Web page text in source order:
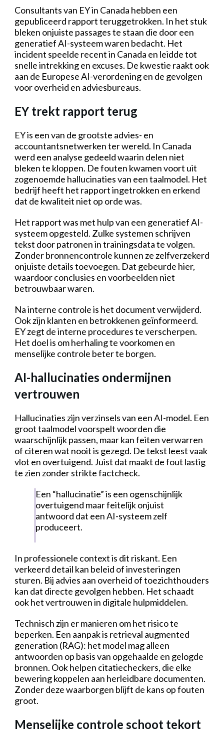
Consultants van EY in Canada hebben een
gepubliceerd rapport teruggetrokken. In het stuk
bleken onjuiste passages te staan die door een
generatief AI-systeem waren bedacht. Het
incident speelde recent in Canada en leidde tot
snelle intrekking en excuses. De kwestie raakt ook
aan de Europese AI-verordening en de gevolgen
voor overheid en adviesbureaus.
EY trekt rapport terug
EY is een van de grootste advies- en
accountantsnetwerken ter wereld. In Canada
werd een analyse gedeeld waarin delen niet
bleken te kloppen. De fouten kwamen voort uit
zogenoemde hallucinaties van een taalmodel. Het
bedrijf heeft het rapport ingetrokken en erkend
dat de kwaliteit niet op orde was.
Het rapport was met hulp van een generatief AI-
systeem opgesteld. Zulke systemen schrijven
tekst door patronen in trainingsdata te volgen.
Zonder bronnencontrole kunnen ze zelfverzekerd
onjuiste details toevoegen. Dat gebeurde hier,
waardoor conclusies en voorbeelden niet
betrouwbaar waren.
Na interne controle is het document verwijderd.
Ook zijn klanten en betrokkenen geïnformeerd.
EY zegt de interne procedures te verscherpen.
Het doel is om herhaling te voorkomen en
menselijke controle beter te borgen.
AI-hallucinaties ondermijnen
vertrouwen
Hallucinaties zijn verzinsels van een AI-model. Een
groot taalmodel voorspelt woorden die
waarschijnlijk passen, maar kan feiten verwarren
of citeren wat nooit is gezegd. De tekst leest vaak
vlot en overtuigend. Juist dat maakt de fout lastig
te zien zonder strikte factcheck.
Een “hallucinatie” is een ogenschijnlijk
overtuigend maar feitelijk onjuist
antwoord dat een AI-systeem zelf
produceert.
In professionele context is dit riskant. Een
verkeerd detail kan beleid of investeringen
sturen. Bij advies aan overheid of toezichthouders
kan dat directe gevolgen hebben. Het schaadt
ook het vertrouwen in digitale hulpmiddelen.
Technisch zijn er manieren om het risico te
beperken. Een aanpak is retrieval augmented
generation (RAG): het model mag alleen
antwoorden op basis van opgehaalde en gelogde
bronnen. Ook helpen citatiecheckers, die elke
bewering koppelen aan herleidbare documenten.
Zonder deze waarborgen blijft de kans op fouten
groot.
Menselijke controle schoot tekort